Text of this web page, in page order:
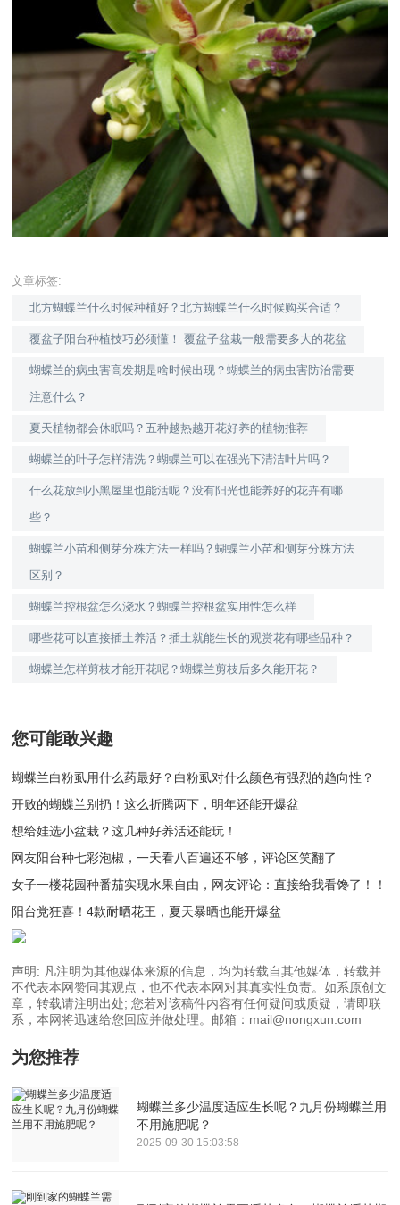
文章标签:
北方蝴蝶兰什么时候种植好？北方蝴蝶兰什么时候购买合适？
覆盆子阳台种植技巧必须懂！ 覆盆子盆栽一般需要多大的花盆
蝴蝶兰的病虫害高发期是啥时候出现？蝴蝶兰的病虫害防治需要
注意什么？
夏天植物都会休眠吗？五种越热越开花好养的植物推荐
蝴蝶兰的叶子怎样清洗？蝴蝶兰可以在强光下清洁叶片吗？
什么花放到小黑屋里也能活呢？没有阳光也能养好的花卉有哪
些？
蝴蝶兰小苗和侧芽分株方法一样吗？蝴蝶兰小苗和侧芽分株方法
区别？
蝴蝶兰控根盆怎么浇水？蝴蝶兰控根盆实用性怎么样
哪些花可以直接插土养活？插土就能生长的观赏花有哪些品种？
蝴蝶兰怎样剪枝才能开花呢？蝴蝶兰剪枝后多久能开花？
您可能敢兴趣
蝴蝶兰白粉虱用什么药最好？白粉虱对什么颜色有强烈的趋向性？
开败的蝴蝶兰别扔！这么折腾两下，明年还能开爆盆
想给娃选小盆栽？这几种好养活还能玩！
网友阳台种七彩泡椒，一天看八百遍还不够，评论区笑翻了
女子一楼花园种番茄实现水果自由，网友评论：直接给我看馋了！！
阳台党狂喜！4款耐晒花王，夏天暴晒也能开爆盆
声明: 凡注明为其他媒体来源的信息，均为转载自其他媒体，转载并
不代表本网赞同其观点，也不代表本网对其真实性负责。如系原创文
章，转载请注明出处; 您若对该稿件内容有任何疑问或质疑，请即联
系，本网将迅速给您回应并做处理。邮箱：mail@nongxun.com
为您推荐
蝴蝶兰多少温度适应生长呢？九月份蝴蝶兰用
不用施肥呢？
2025-09-30 15:03:58